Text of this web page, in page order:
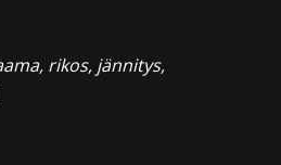
rikos, jännitys,